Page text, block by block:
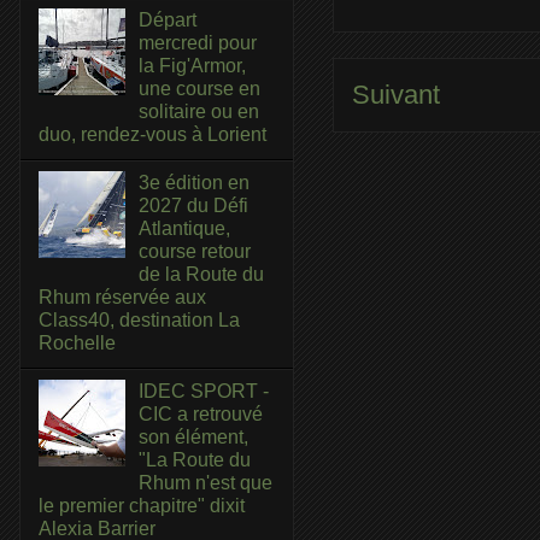
Suivant
Départ
mercredi pour
la Fig'Armor,
une course en
solitaire ou en
duo, rendez-vous à Lorient
3e édition en
2027 du Défi
Atlantique,
course retour
de la Route du
Rhum réservée aux
Class40, destination La
Rochelle
IDEC SPORT -
CIC a retrouvé
son élément,
"La Route du
Rhum n'est que
le premier chapitre" dixit
Alexia Barrier